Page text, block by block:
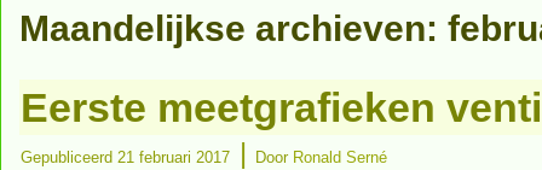
Maandelijkse archieven:
Eerste meetgrafieken
Gepubliceerd 21 februari 2017 | Door Ronald Serné